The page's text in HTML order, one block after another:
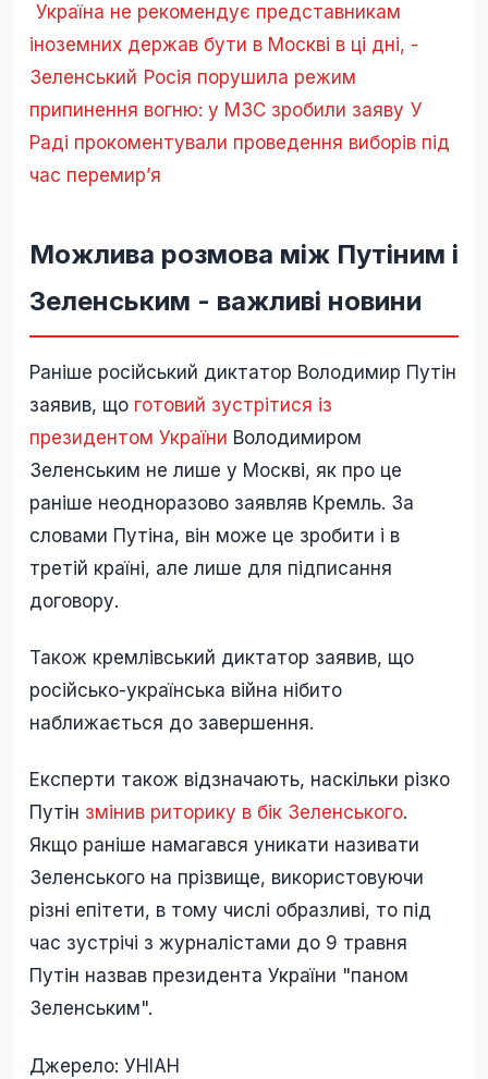
Україна не рекомендує представникам
іноземних держав бути в Москві в ці дні, -
Зеленський Росія порушила режим
припинення вогню: у МЗС зробили заяву У
Раді прокоментували проведення виборів під
час перемир’я
Можлива розмова між Путіним і
Зеленським - важливі новини
Раніше російський диктатор Володимир Путін
заявив, що готовий зустрітися із
президентом України Володимиром
Зеленським не лише у Москві, як про це
раніше неодноразово заявляв Кремль. За
словами Путіна, він може це зробити і в
третій країні, але лише для підписання
договору.
Також кремлівський диктатор заявив, що
російсько-українська війна нібито
наближається до завершення.
Експерти також відзначають, наскільки різко
Путін змінив риторику в бік Зеленського.
Якщо раніше намагався уникати називати
Зеленського на прізвище, використовуючи
різні епітети, в тому числі образливі, то під
час зустрічі з журналістами до 9 травня
Путін назвав президента України "паном
Зеленським".
Джерело: УНІАН